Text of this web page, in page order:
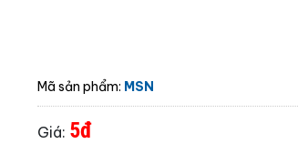
Mã sản phẩm: MSN
Giá: 5đ